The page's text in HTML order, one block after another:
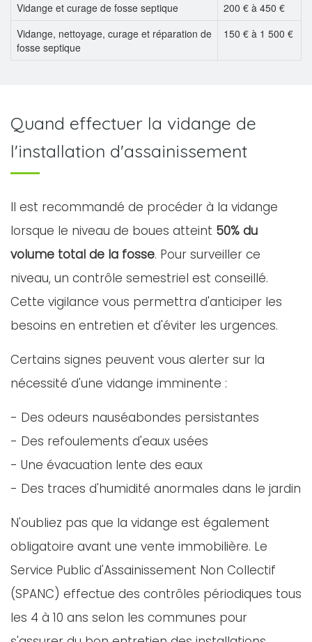
Vidange et curage de fosse septique
200 € à 450 €
Vidange, nettoyage, curage et réparation de
fosse septique
150 € à 1 500 €
Quand effectuer la vidange de
l'installation d'assainissement
Il est recommandé de procéder à la vidange
lorsque le niveau de boues atteint 50% du
volume total de la fosse. Pour surveiller ce
niveau, un contrôle semestriel est conseillé.
Cette vigilance vous permettra d'anticiper les
besoins en entretien et d'éviter les urgences.
Certains signes peuvent vous alerter sur la
nécessité d'une vidange imminente :
- Des odeurs nauséabondes persistantes
- Des refoulements d'eaux usées
- Une évacuation lente des eaux
- Des traces d'humidité anormales dans le jardin
N'oubliez pas que la vidange est également
obligatoire avant une vente immobilière. Le
Service Public d'Assainissement Non Collectif
(SPANC) effectue des contrôles périodiques tous
les 4 à 10 ans selon les communes pour